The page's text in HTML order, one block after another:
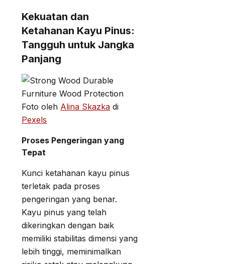
Kekuatan dan
Ketahanan Kayu Pinus:
Tangguh untuk Jangka
Panjang
Foto oleh Alina Skazka di
Pexels
Proses Pengeringan yang
Tepat
Kunci ketahanan kayu pinus
terletak pada proses
pengeringan yang benar.
Kayu pinus yang telah
dikeringkan dengan baik
memiliki stabilitas dimensi yang
lebih tinggi, meminimalkan